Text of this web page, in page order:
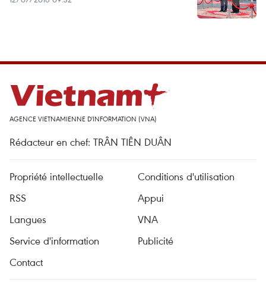
AGENCE VIETNAMIENNE D'INFORMATION (VNA)
Rédacteur en chef: TRÂN TIÊN DUÂN
Propriété intellectuelle
Conditions d'utilisation
RSS
Appui
Langues
VNA
Service d'information
Publicité
Contact